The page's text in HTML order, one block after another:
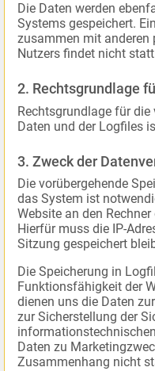
Die Daten werden
Systems gespeichert.
zusammen mit anderen
Nutzers findet nicht
2. Rechtsgrundlage
Rechtsgrundlage für die
Daten und der Logfiles
3. Zweck der
Die vorübergehende
das System ist
Website an den
Hierfür muss die IP-
Sitzung gespeichert
Die Speicherung in
Funktionsfähigkeit der
dienen uns die Daten
zur Sicherstellung der
Daten zu
Zusammenhang nicht